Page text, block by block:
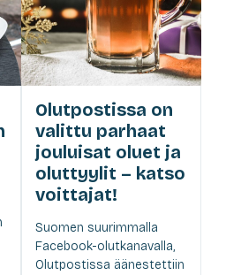
Olutpostissa on
valittu parhaat
jouluisat oluet ja
oluttyylit – katso
voittajat!
Suomen suurimmalla
Facebook-olutkanavalla,
Olutpostissa äänestettiin